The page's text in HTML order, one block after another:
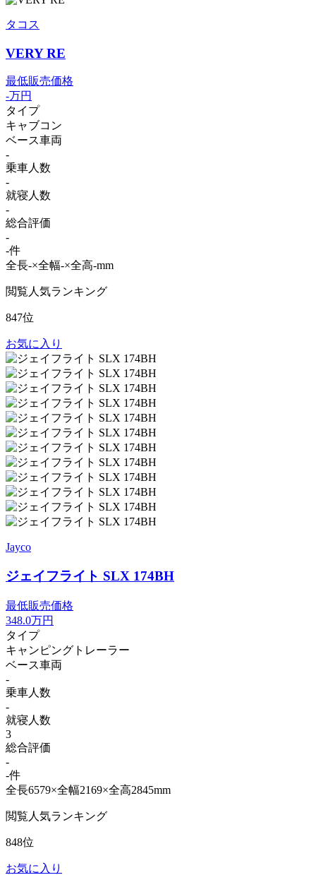
タコス
VERY RE
最低販売価格
-万円
タイプ
キャブコン
ベース車両
-
乗車人数
-
就寝人数
-
総合評価
-
-件
全長-×全幅-×全高-mm
閲覧人気ランキング
847位
お気に入り
Jayco
ジェイフライト SLX 174BH
最低販売価格
348.0万円
タイプ
キャンピングトレーラー
ベース車両
-
乗車人数
-
就寝人数
3
総合評価
-
-件
全長6579×全幅2169×全高2845mm
閲覧人気ランキング
848位
お気に入り